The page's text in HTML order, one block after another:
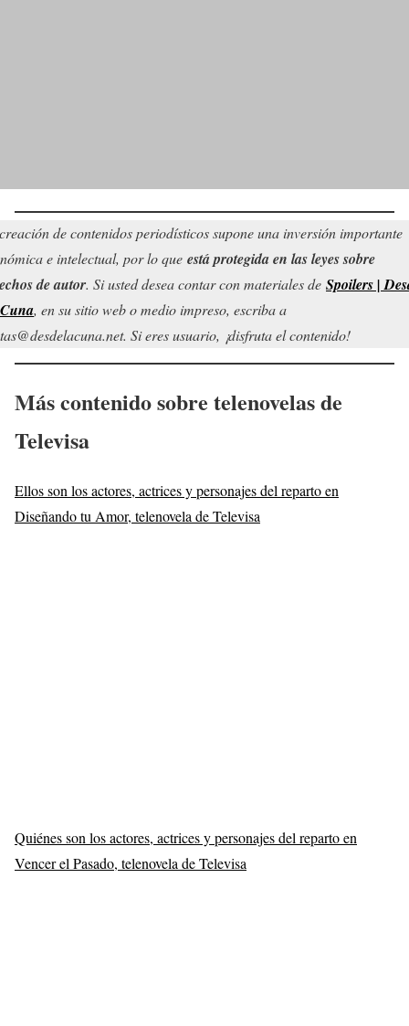
de contenidos periodísticos supone una inversión importante
e intelectual, por lo que está protegida en las leyes sobre
de autor. Si usted desea contar con materiales de Spoilers |
, en su sitio web o medio impreso, escriba a
Si eres usuario, ¡disfruta el contenido!
Más contenido sobre telenovelas de
Televisa
Ellos son los actores, actrices y personajes del reparto en
Diseñando tu Amor, telenovela de Televisa
Quiénes son los actores, actrices y personajes del reparto en
Vencer el Pasado, telenovela de Televisa